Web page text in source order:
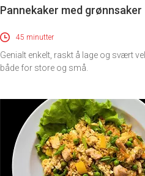
Pannekaker med grønnsaker
45 minutter
Genialt enkelt, raskt å lage og svært
både for store og små.